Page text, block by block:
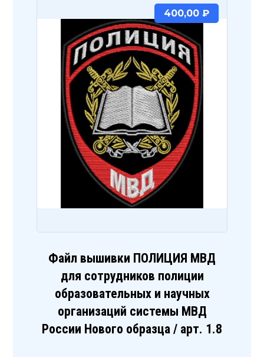
Файл вышивки ПОЛИЦИЯ МВД
для сотрудников полиции
образовательных и научных
организаций системы МВД
России Нового образца / арт. 1.8
400,00 ₽